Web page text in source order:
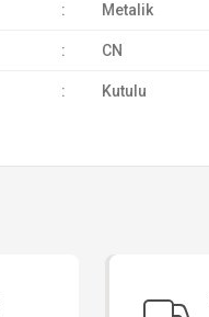
: Metalik
: CN
: Kutulu